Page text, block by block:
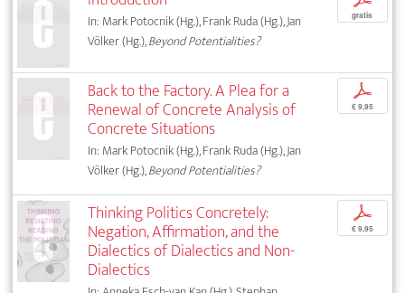
In: Mark Potocnik (Hg.), Frank Ruda (Hg.), Jan
Völker (Hg.),Beyond Potentialities?
gratis
Back to the Factory. A Plea for a
Renewal of Concrete Analysis of
Concrete Situations
In: Mark Potocnik (Hg.), Frank Ruda (Hg.), Jan
Völker (Hg.),Beyond Potentialities?
p
€ 9,95
Thinking Politics Concretely:
Negation, Affirmation, and the
Dialectics of Dialectics and Non-
Dialectics
p
€ 9,95